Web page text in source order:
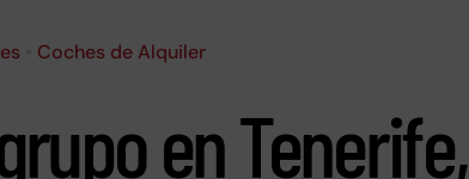
Coches de Alquiler
en Tenerife,